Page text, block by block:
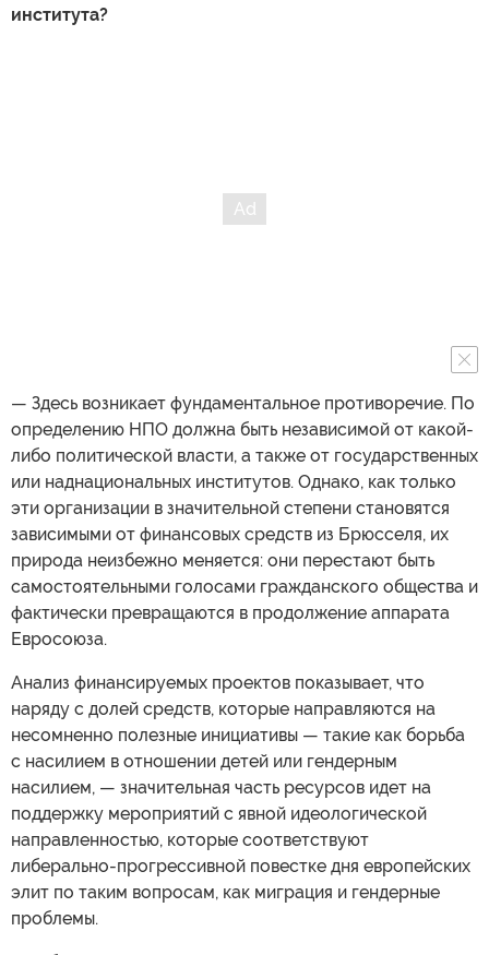
института?
— Здесь возникает фундаментальное противоречие. По
определению НПО должна быть независимой от какой-
либо политической власти, а также от государственных
или наднациональных институтов. Однако, как только
эти организации в значительной степени становятся
зависимыми от финансовых средств из Брюсселя, их
природа неизбежно меняется: они перестают быть
самостоятельными голосами гражданского общества и
фактически превращаются в продолжение аппарата
Евросоюза.
Анализ финансируемых проектов показывает, что
наряду с долей средств, которые направляются на
несомненно полезные инициативы — такие как борьба
с насилием в отношении детей или гендерным
насилием, — значительная часть ресурсов идет на
поддержку мероприятий с явной идеологической
направленностью, которые соответствуют
либерально-прогрессивной повестке дня европейских
элит по таким вопросам, как миграция и гендерные
проблемы.